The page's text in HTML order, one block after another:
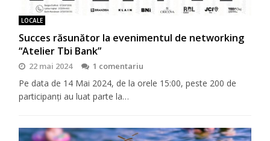
LOCALE
Succes răsunător la evenimentul de networking
“Atelier Tbi Bank”
22 mai 2024 1 comentariu
Pe data de 14 Mai 2024, de la orele 15:00, peste 200 de
participanți au luat parte la…